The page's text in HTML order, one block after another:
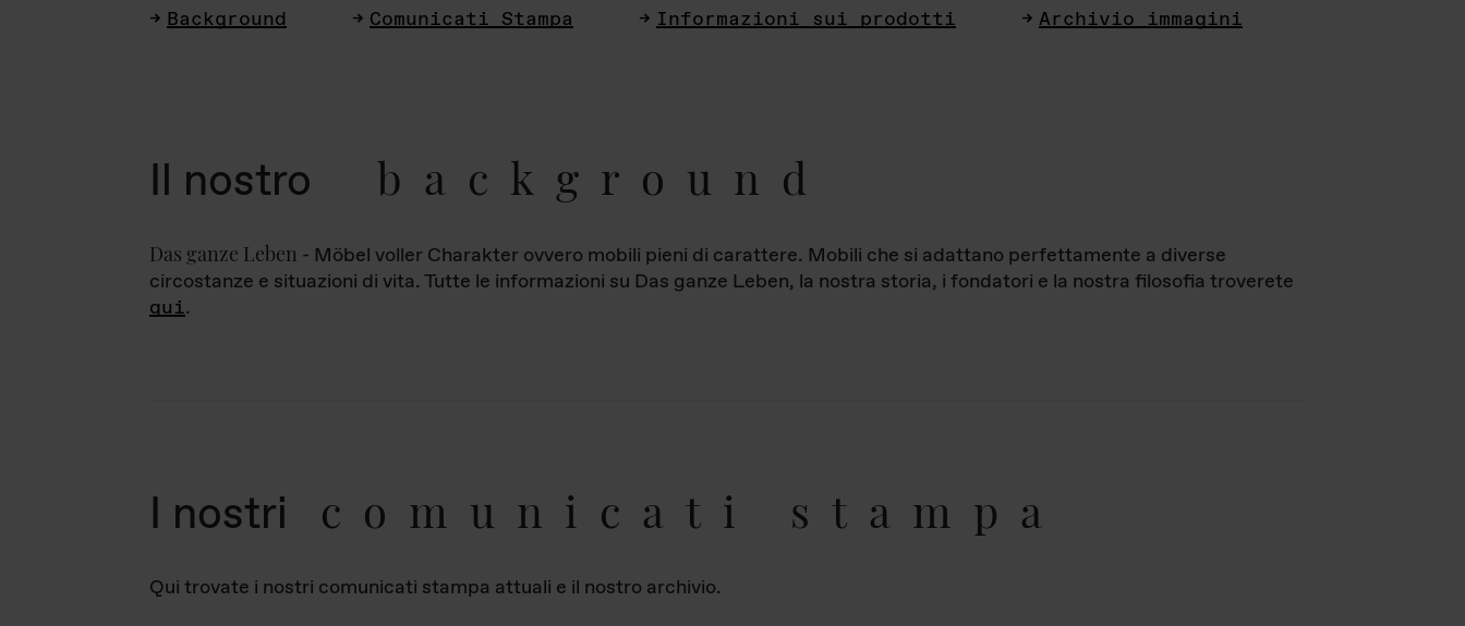
Background Comunicati Stampa Informazioni sui prodotti Archivio immagini
Il nostro background
Das ganze Leben - Möbel voller Charakter ovvero mobili pieni di carattere. Mobili che si adattano perfettamente a diverse
circostanze e situazioni di vita. Tutte le informazioni su Das ganze Leben, la nostra storia, i fondatori e la nostra filosofia troverete
qui.
I nostri comunicati stampa
Qui trovate i nostri comunicati stampa attuali e il nostro archivio.